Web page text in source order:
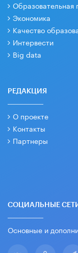
Образовательная
Экономика
Качество
Интервести
Big data
РЕДАКЦИЯ
О проекте
Контакты
Партнеры
СОЦИАЛЬНЫЕ
Основные и